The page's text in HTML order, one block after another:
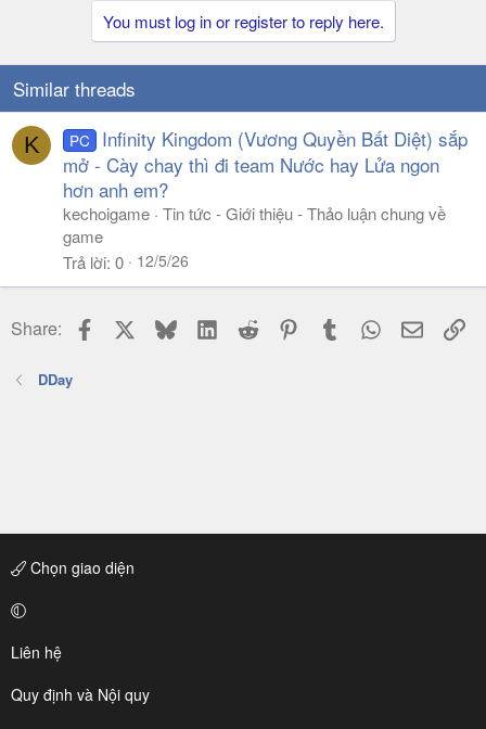
You must log in or register to reply here.
Similar threads
K PC
Infinity Kingdom (Vương Quyền Bất Diệt) sắp
mở - Cày chay thì đi team Nước hay Lửa ngon
hơn anh em?
kechoigame Tin tức - Giới thiệu - Thảo luận chung về
game
Trả lời 0 12/5/26
Share: Facebook BlueskyLinkedIn
Reddit PinterestTumblr WhatsApp
Email
DDay
Chọn giao diện
Liên hệ
Quy định và Nội quy